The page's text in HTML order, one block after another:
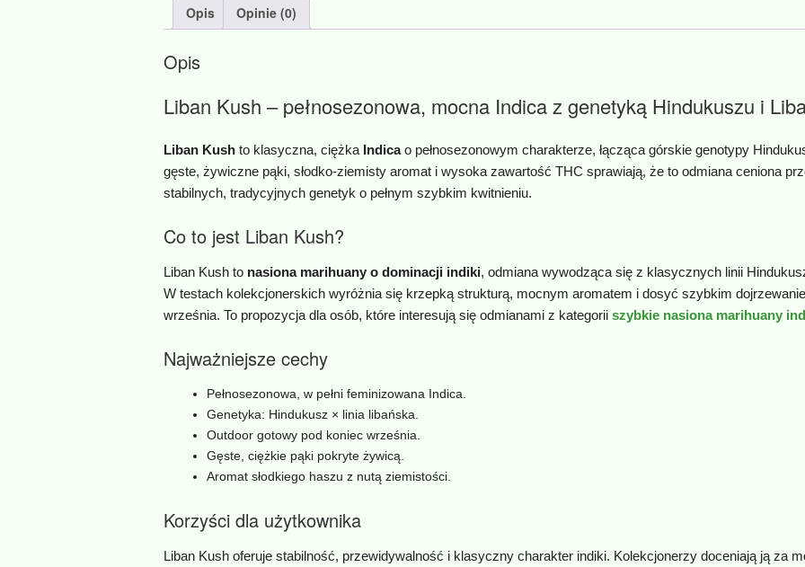
Opis Opinie (0)
Opis
Liban Kush – pełnosezonowa, mocna Indica z genetyką Hindukuszu i
Liban Kush to klasyczna, ciężka Indicao pełnosezonowym charakterze, łącząca górskie genotypy
gęste, żywiczne pąki, słodko‑ziemisty aromat i wysoka zawartość THC sprawiają, że to odmiana ceniona
stabilnych, tradycyjnych genetyk o pełnym szybkim kwitnieniu.
Co to jest Liban Kush?
Liban Kush to nasiona marihuany o dominacji indiki, odmiana wywodząca się z klasycznych linii
W testach kolekcjonerskich wyróżnia się krzepką strukturą, mocnym aromatem i dosyć szybkim
września. To propozycja dla osób, które interesują się odmianami z kategorii szybkie nasiona marihuany
Najważniejsze cechy
Pełnosezonowa, w pełni feminizowana Indica.
Genetyka: Hindukusz × linia libańska.
Outdoor gotowy pod koniec września.
Gęste, ciężkie pąki pokryte żywicą.
Aromat słodkiego haszu z nutą ziemistości.
Korzyści dla użytkownika
Liban Kush oferuje stabilność, przewidywalność i klasyczny charakter indiki. Kolekcjonerzy doceniają ją za